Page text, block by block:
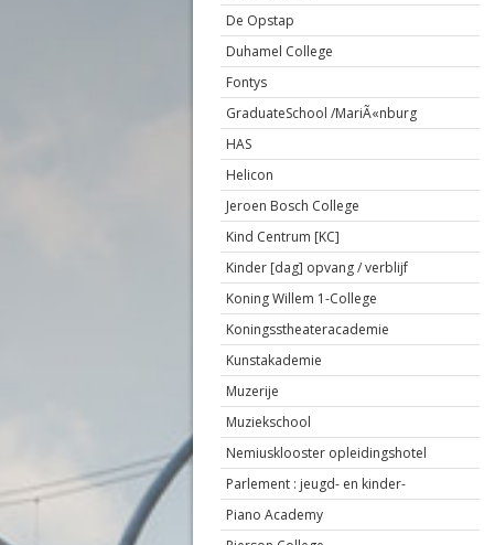
De Opstap
Duhamel College
Fontys
GraduateSchool /MariÃ«nburg
HAS
Helicon
Jeroen Bosch College
Kind Centrum [KC]
Kinder [dag] opvang / verblijf
Koning Willem 1-College
Koningsstheateracademie
Kunstakademie
Muzerije
Muziekschool
Nemiusklooster opleidingshotel
Parlement : jeugd- en kinder-
Piano Academy